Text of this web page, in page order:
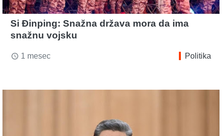
Si Đinping: Snažna država mora da ima
snažnu vojsku
access_time 1 mesec Politika